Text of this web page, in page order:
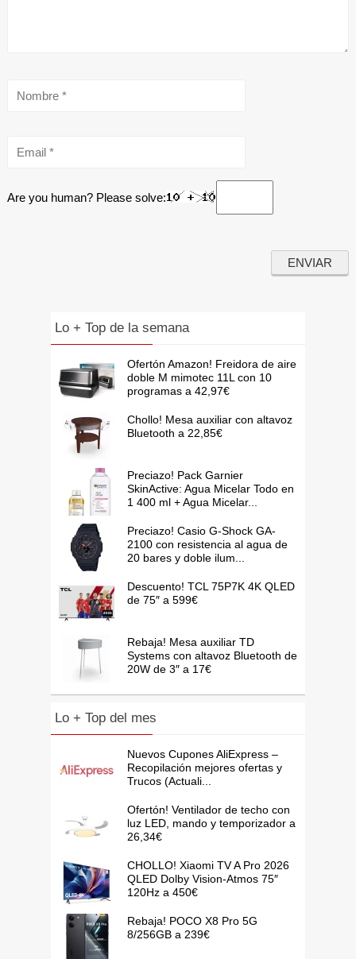
Are you human? Please solve:
Lo + Top de la semana
Ofertón Amazon! Freidora de aire
doble M mimotec 11L con 10
programas a 42,97€
Chollo! Mesa auxiliar con altavoz
Bluetooth a 22,85€
Preciazo! Pack Garnier
SkinActive: Agua Micelar Todo en
1 400 ml + Agua Micelar...
Preciazo! Casio G-Shock GA-
2100 con resistencia al agua de
20 bares y doble ilum...
Descuento! TCL 75P7K 4K QLED
de 75″ a 599€
Rebaja! Mesa auxiliar TD
Systems con altavoz Bluetooth de
20W de 3″ a 17€
Lo + Top del mes
Nuevos Cupones AliExpress –
Recopilación mejores ofertas y
Trucos (Actuali...
Ofertón! Ventilador de techo con
luz LED, mando y temporizador a
26,34€
CHOLLO! Xiaomi TV A Pro 2026
QLED Dolby Vision-Atmos 75″
120Hz a 450€
Rebaja! POCO X8 Pro 5G
8/256GB a 239€